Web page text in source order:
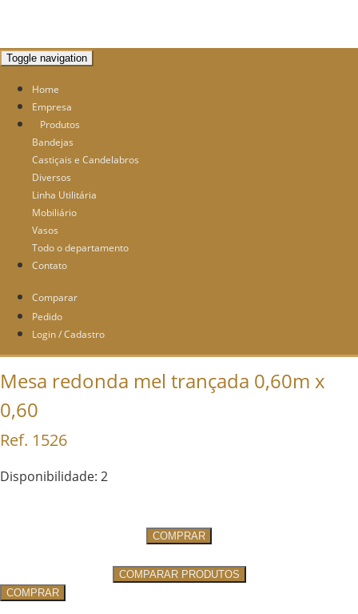
Toggle navigation
Home
Empresa
Produtos
Bandejas
Castiçais e Candelabros
Diversos
Linha Utilitária
Mobiliário
Vasos
Todo o departamento
Contato
Comparar
Pedido
Login / Cadastro
Home
Mesa redonda mel trançada 0,60m x...
Mesa redonda mel trançada 0,60m x
0,60
Ref. 1526
Disponibilidade: 2
COMPRAR
COMPARAR PRODUTOS
COMPRAR